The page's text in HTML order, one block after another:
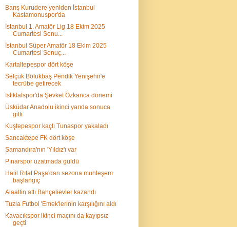
Barış Kurudere yeniden İstanbul
Kastamonuspor'da
İstanbul 1. Amatör Lig 18 Ekim 2025
Cumartesi Sonu...
İstanbul Süper Amatör 18 Ekim 2025
Cumartesi Sonuç...
Kartaltepespor dört köşe
Selçuk Bölükbaş Pendik Yenişehir'e
tecrübe getirecek
İstiklalspor'da Şevket Özkanca dönemi
Üsküdar Anadolu ikinci yarıda sonuca
gitti
Kuştepespor kaçtı Tunaspor yakaladı
Sancaktepe FK dört köşe
Samandıra'nın 'Yıldız'ı var
Pınarspor uzatmada güldü
Halil Rıfat Paşa'dan sezona muhteşem
başlangıç
Alaattin attı Bahçelievler kazandı
Tuzla Futbol 'Emek'lerinin karşılığını aldı
Kavacıkspor ikinci maçını da kayıpsız
geçti